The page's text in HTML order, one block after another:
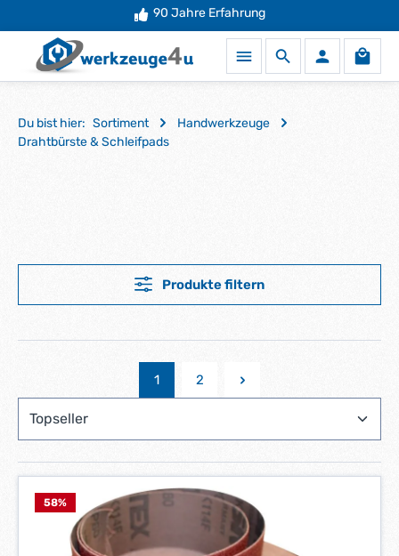
Zum Hauptinhalt springen90 Jahre Erfahrung
Mehr als50.000 Produkteauf Lager
Du bist hier: Sortiment
Handwerkzeuge
Drahtbürste & Schleifpads
Produkte filtern
Seite
1
Seite
2
58%